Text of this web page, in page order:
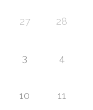
27 28
3 4
10 11